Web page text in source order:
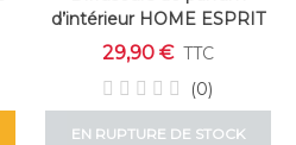
d’intérieur HOME ESPRIT
Urbaine 4 x 50 ml
29,90 € TTC
(0)
EN RUPTURE DE STOCK